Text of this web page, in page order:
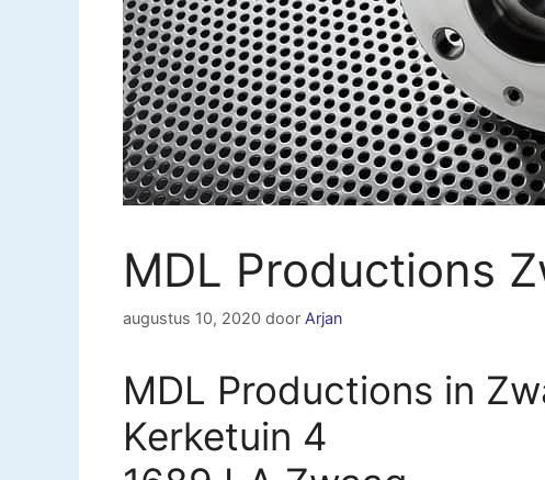
MDL Productions
augustus 10, 2020 door Arjan
MDL Productions in
Kerketuin 4